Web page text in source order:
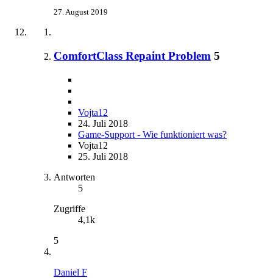
27. August 2019
ComfortClass Repaint Problem 5
Vojta12
24. Juli 2018
Game-Support - Wie funktioniert was?
Vojta12
25. Juli 2018
Antworten
5
Zugriffe
4,1k
5
Daniel F